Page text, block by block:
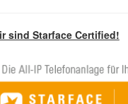
sind Starface Certified!